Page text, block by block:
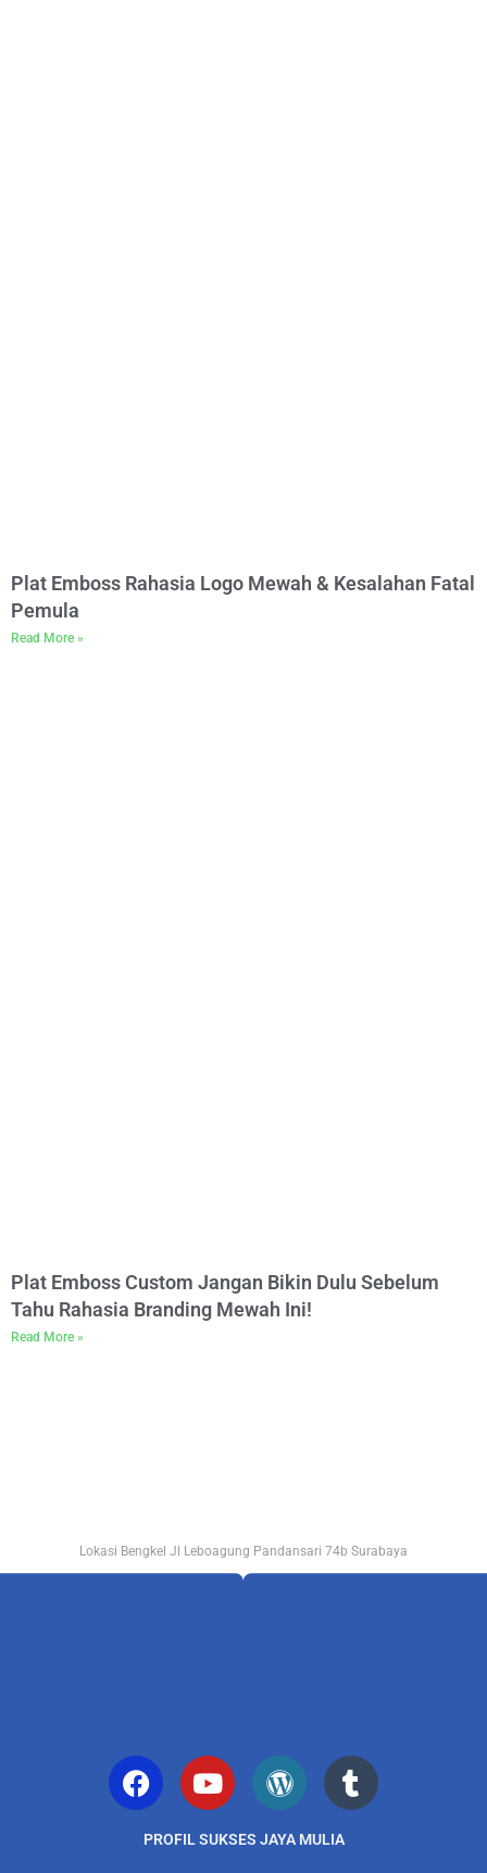
Plat Emboss Rahasia Logo Mewah & Kesalahan Fatal
Pemula
Read More »
Plat Emboss Custom Jangan Bikin Dulu Sebelum
Tahu Rahasia Branding Mewah Ini!
Read More »
Lokasi Bengkel Jl Leboagung Pandansari 74b Surabaya
PROFIL SUKSES JAYA MULIA